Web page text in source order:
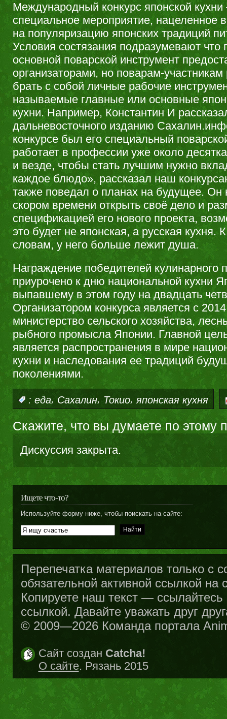
Международный конкурс японской
специальное мероприятие, нацеленное
на популяризацию японских традиций
Условия состязания подразумевают что
основной поварской инструмент
организаторами, но поварам-
брать с собой личные рабочие
называемые главные или основные
кухни. Например, Константин И
дальневосточного изданию
конкурсе был его специальный
работает в профессии уже около
и везде, чтобы стать лучшим нужно
каждое блюдо», рассказал наш
также поведал о планах на будущее. Он
скором времени открыть своё дело и
спецификацией его нового проекта,
это будет не японская, а русская кухня.
словам, у него больше лежит душа.
Награждение победителей кулинарного
приурочено к дню национальной кухни
выпавшему в этом году на двадцать
Организатором конкурса является с
министерство сельского хозяйства,
рыбного промысла Японии. Главной
является распространения в мире
кухни и наследования ее традиций
поколениями.
: еда, Сахалин, Токио, японская кухня
Скажите, что вы думаете по этому
Дискуссия закрыта.
Ищете что-то?
Используйте форму ниже, чтобы поискать на сайте:
Перепечатка материалов только с
обязательной активной ссылкой на
Копируете наш текст —
ссылкой. Давайте уважать друг
© 2009—2026 Команда портала
Сайт создан Catcha!
О сайте. Рязань 2015